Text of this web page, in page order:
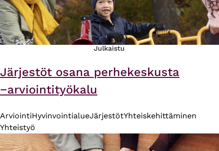
Julkaistu
Järjestöt osana perhekeskusta
−arviointityökalu
ArviointiHyvinvointialueJärjestötYhteiskehittäminen
Yhteistyö